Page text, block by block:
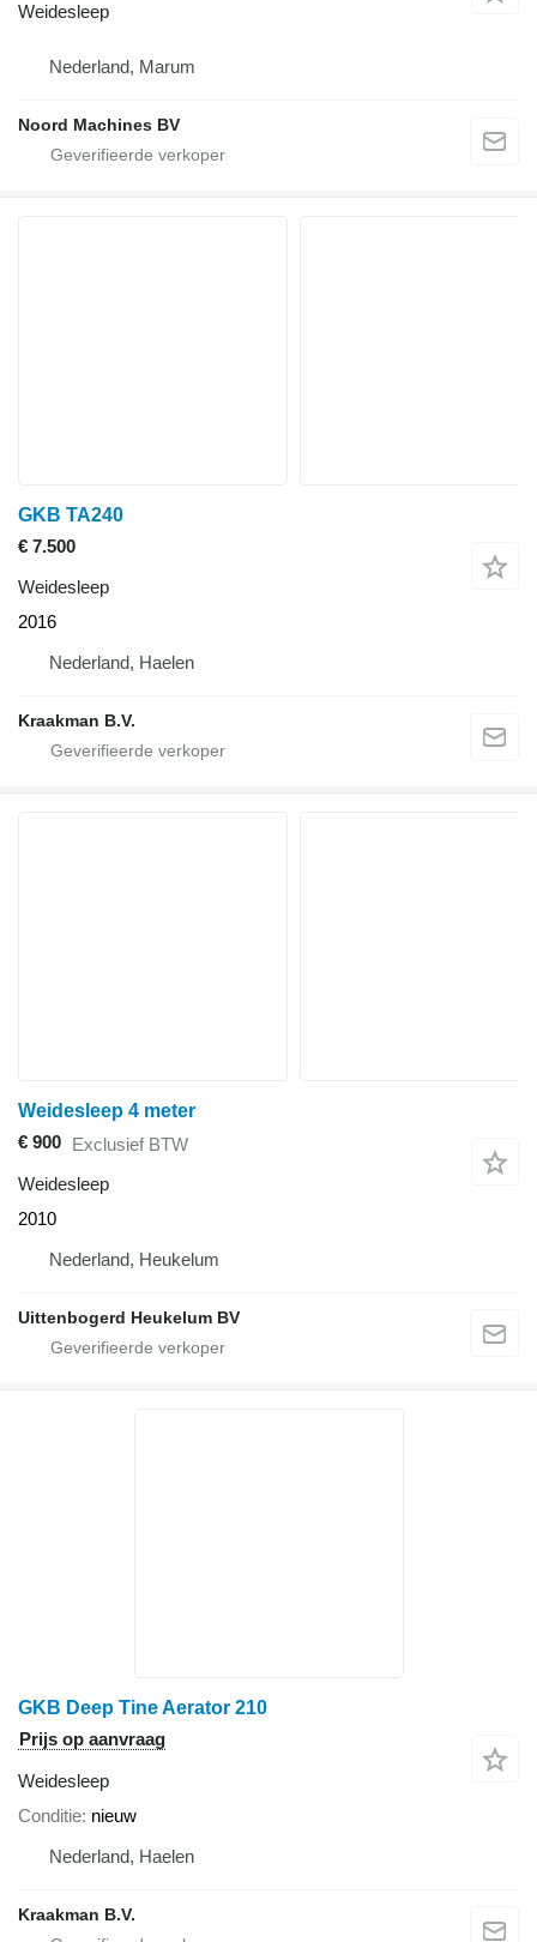
Weidesleep
Nederland, Marum
Noord Machines BV
GKB TA240
€ 7.500
Weidesleep
2016
Nederland, Haelen
Kraakman B.V.
Weidesleep 4 meter
€ 900 Exclusief BTW
Weidesleep
2010
Nederland, Heukelum
Uittenbogerd Heukelum BV
GKB Deep Tine Aerator 210
Prijs op aanvraag
Weidesleep
Conditie nieuw
Nederland, Haelen
Kraakman B.V.